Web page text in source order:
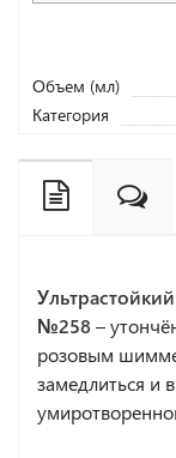
Объем (мл)
Категория
№258–
розовым
замедлиться и